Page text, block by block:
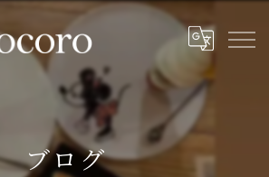
ブログ